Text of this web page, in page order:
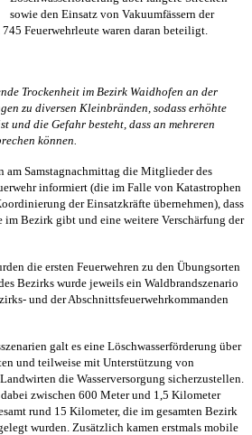
sowie den Einsatz von Vakuumfässern der
Feuerwehrleute waren daran beteiligt.
Trockenheit im Bezirk Waidhofen an der
zu diversen Kleinbränden, sodass erhöhte
und die Gefahr besteht, dass an mehreren
können.
am Samstagnachmittag die Mitglieder des
informiert (die im Falle von Katastrophen
der Einsatzkräfte übernehmen), dass
im Bezirk gibt und eine weitere Verschärfung der
die ersten Feuerwehren zu den Übungsorten
Bezirks wurde jeweils ein Waldbrandszenario
und der Abschnittsfeuerwehrkommanden
galt es eine Löschwasserförderung über
und teilweise mit Unterstützung von
die Wasserversorgung sicherzustellen.
zwischen 600 Meter und 1,5 Kilometer
rund 15 Kilometer, die im gesamten Bezirk
wurden. Zusätzlich kamen erstmals mobile